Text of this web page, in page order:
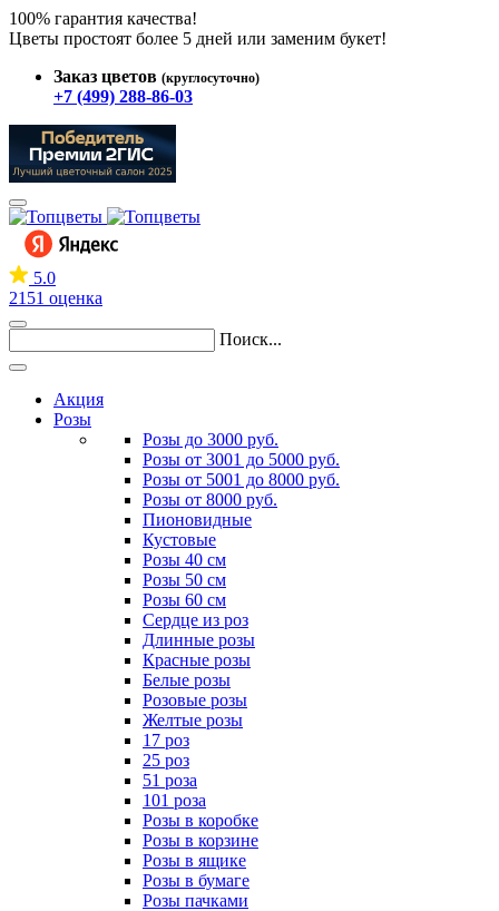
100% гарантия качества!
Цветы простоят более 5 дней или заменим букет!
Заказ цветов (круглосуточно)
+7 (499) 288-86-03
5.0
2151 оценка
Поиск...
Акция
Розы
Розы до 3000 руб.
Розы от 3001 до 5000 руб.
Розы от 5001 до 8000 руб.
Розы от 8000 руб.
Пионовидные
Кустовые
Розы 40 см
Розы 50 см
Розы 60 см
Сердце из роз
Длинные розы
Красные розы
Белые розы
Розовые розы
Желтые розы
17 роз
25 роз
51 роза
101 роза
Розы в коробке
Розы в корзине
Розы в ящике
Розы в бумаге
Розы пачками